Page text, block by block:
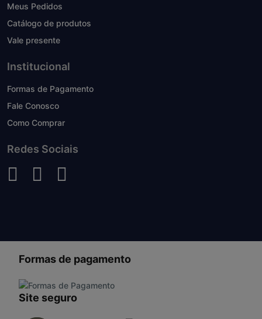
Meus Pedidos
Catálogo de produtos
Vale presente
Institucional
Formas de Pagamento
Fale Conosco
Como Comprar
Redes Sociais
Formas de pagamento
Site seguro